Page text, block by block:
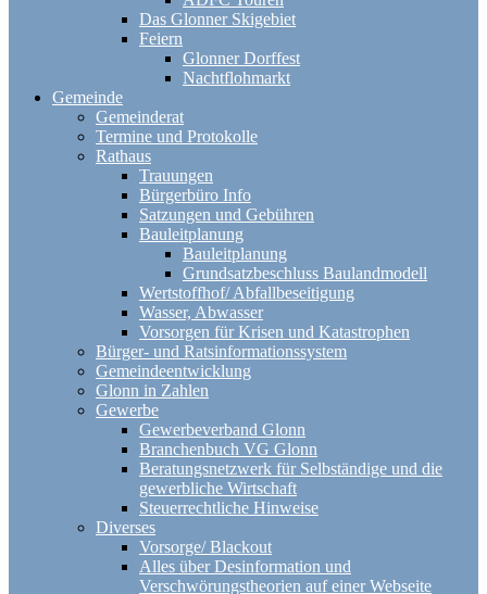
Das Glonner Skigebiet
Feiern
Glonner Dorffest
Nachtflohmarkt
Gemeinde
Gemeinderat
Termine und Protokolle
Rathaus
Trauungen
Bürgerbüro Info
Satzungen und Gebühren
Bauleitplanung
Bauleitplanung
Grundsatzbeschluss Baulandmodell
Wertstoffhof/ Abfallbeseitigung
Wasser, Abwasser
Vorsorgen für Krisen und Katastrophen
Bürger- und Ratsinformationssystem
Gemeindeentwicklung
Glonn in Zahlen
Gewerbe
Gewerbeverband Glonn
Branchenbuch VG Glonn
Beratungsnetzwerk für Selbständige und die
gewerbliche Wirtschaft
Steuerrechtliche Hinweise
Diverses
Vorsorge/ Blackout
Alles über Desinformation und
Verschwörungstheorien auf einer Webseite